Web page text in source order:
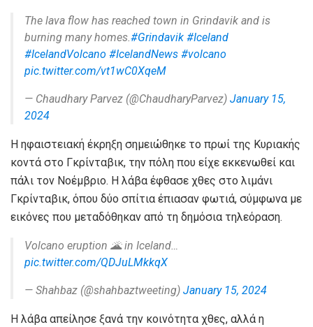
The lava flow has reached town in Grindavik and is
burning many homes.#Grindavik #Iceland
#IcelandVolcano #IcelandNews #volcano
pic.twitter.com/vt1wC0XqeM
— Chaudhary Parvez (@ChaudharyParvez) January 15,
2024
Η ηφαιστειακή έκρηξη σημειώθηκε το πρωί της Κυριακής
κοντά στο Γκρίνταβικ, την πόλη που είχε εκκενωθεί και
πάλι τον Νοέμβριο. Η λάβα έφθασε χθες στο λιμάνι
Γκρίνταβικ, όπου δύο σπίτια έπιασαν φωτιά, σύμφωνα με
εικόνες που μεταδόθηκαν από τη δημόσια τηλεόραση.
Volcano eruption 🌋 in Iceland…
pic.twitter.com/QDJuLMkkqX
— Shahbaz (@shahbaztweeting) January 15, 2024
Η λάβα απείλησε ξανά την κοινότητα χθες, αλλά η